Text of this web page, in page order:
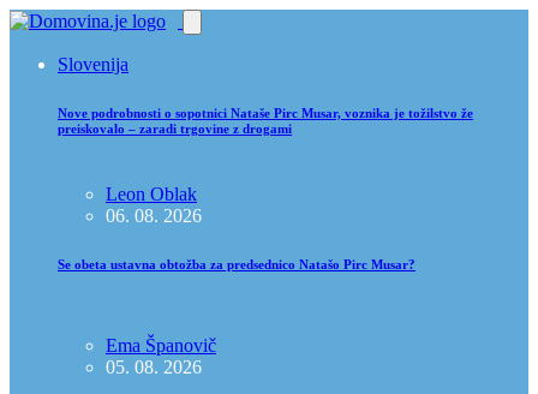
Slovenija
Nove podrobnosti o sopotnici Nataše Pirc Musar, voznika je tožilstvo že
preiskovalo – zaradi trgovine z drogami
Leon Oblak
06. 08. 2026
Se obeta ustavna obtožba za predsednico Natašo Pirc Musar?
Ema Španovič
05. 08. 2026